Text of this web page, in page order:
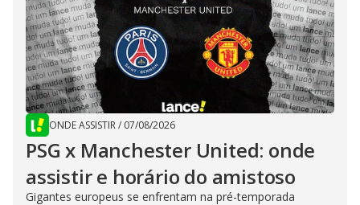
ONDE ASSISTIR/ 07/08/2026
PSG x Manchester United: onde
assistir e horário do amistoso
Gigantes europeus se enfrentam na pré-temporada